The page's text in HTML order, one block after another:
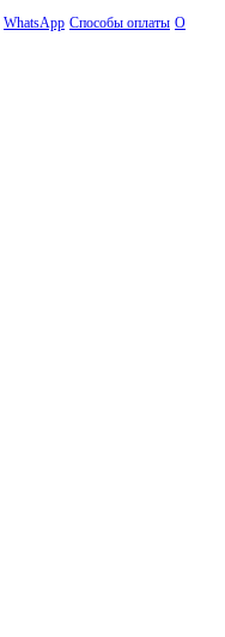
WhatsApp Способы оплаты О